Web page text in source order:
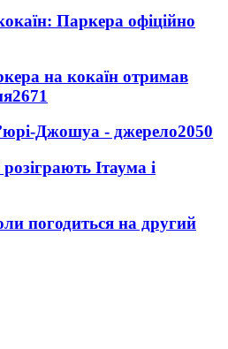
Паркера офіційно
на кокаїн отримав
2671
Джошуа - джерело2050
Ітаума і
погодиться на другий